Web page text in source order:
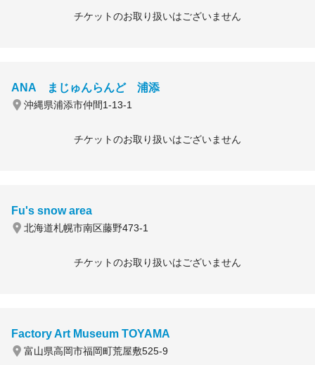
チケットのお取り扱いはございません
ANA まじゅんらんど 浦添
沖縄県浦添市仲間1-13-1
チケットのお取り扱いはございません
Fu's snow area
北海道札幌市南区藤野473-1
チケットのお取り扱いはございません
Factory Art Museum TOYAMA
富山県高岡市福岡町荒屋敷525-9